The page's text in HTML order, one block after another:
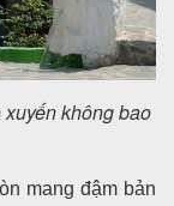
không bao
mang đậm bản